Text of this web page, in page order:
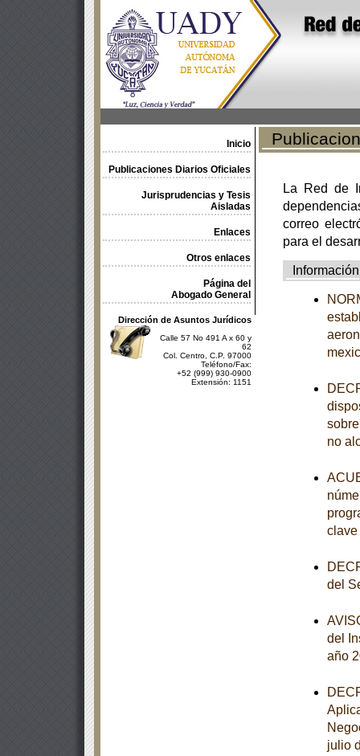
Inicio
Publicaciones Diarios Oficiales
Jurisprudencias y Tesis
Aisladas
Enlaces
Otros enlaces
Página del
Abogado General
Dirección de Asuntos Jurídicos
Calle 57 No 491 A x 60 y
62
Col. Centro, C.P. 97000
Teléfono/Fax:
+52 (999) 930-0900
Extensión: 1151
La Red de
correo
para el
Información
no
del
del
año
julio